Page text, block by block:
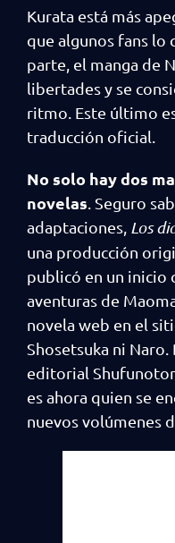
Kurata está más
que algunos fans lo
parte, el manga de
libertades y se
ritmo. Este último
traducción oficial.
No solo hay dos
novelas . Seguro
adaptaciones, Los
una producción
publicó en un inicio
aventuras de
novela web en el
Shosetsuka ni
editorial
es ahora quien se
nuevos volúmenes